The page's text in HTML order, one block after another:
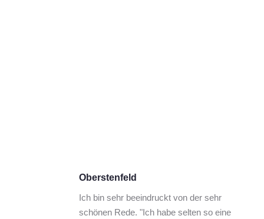
Oberstenfeld
Ich bin sehr beeindruckt von der sehr
schönen Rede. "Ich habe selten so eine